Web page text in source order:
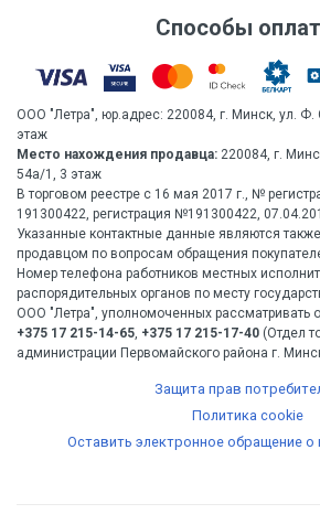
Способы
ООО "Летра", юр.адрес: 220084, г. Минск, ул. Ф.
этаж
Место нахождения продавца: 220084, г.
54а/1, 3 этаж
В торговом реестре с 16 мая 2017 г., №
191300422, регистрация №191300422,
Указанные контактные данные являются
продавцом по вопросам обращения
Номер телефона работников местных
распорядительных органов по месту
ООО "Летра", уполномоченных рассматривать
+375 17 215-14-65, +375 17 215-17-40 (Отдел
администрации Первомайского района г.
Защита прав
Политика cookie
Оставить электронное обращение о